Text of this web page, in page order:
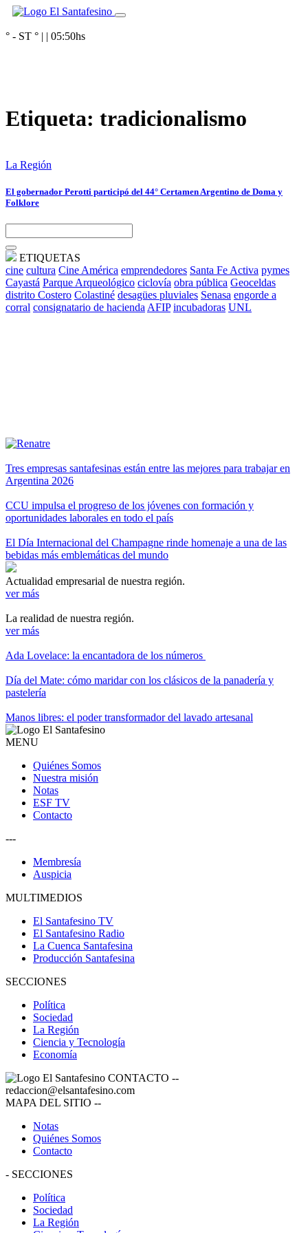
° - ST ° | | 05:50hs
Etiqueta: tradicionalismo
La Región
El gobernador Perotti participó del 44° Certamen Argentino de Doma y
Folklore
ETIQUETAS
cine cultura Cine América emprendedores Santa Fe Activa pymes
Cayastá Parque Arqueológico ciclovía obra pública Geoceldas
distrito Costero Colastiné desagües pluviales Senasa engorde a
corral consignatario de hacienda AFIP incubadoras UNL
Tres empresas santafesinas están entre las mejores para trabajar en
Argentina 2026
CCU impulsa el progreso de los jóvenes con formación y
oportunidades laborales en todo el país
El Día Internacional del Champagne rinde homenaje a una de las
bebidas más emblemáticas del mundo
Actualidad empresarial de nuestra región.
ver más
La realidad de nuestra región.
ver más
Ada Lovelace: la encantadora de los números
Día del Mate: cómo maridar con los clásicos de la panadería y
pastelería
Manos libres: el poder transformador del lavado artesanal
MENU
Quiénes Somos
Nuestra misión
Notas
ESF TV
Contacto
---
Membresía
Auspicia
MULTIMEDIOS
El Santafesino TV
El Santafesino Radio
La Cuenca Santafesina
Producción Santafesina
SECCIONES
Política
Sociedad
La Región
Ciencia y Tecnología
Economía
CONTACTO --
redaccion@elsantafesino.com
MAPA DEL SITIO --
Notas
Quiénes Somos
Contacto
- SECCIONES
Política
Sociedad
La Región